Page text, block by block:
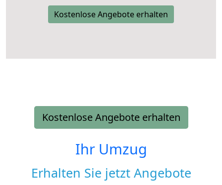
Kostenlose Angebote erhalten
Kostenlose Angebote erhalten
Ihr Umzug
Erhalten Sie jetzt Angebote